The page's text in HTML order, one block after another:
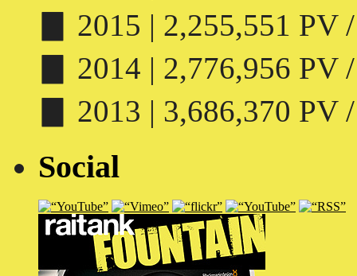
▊ 2015 | 2,255,551 PV
▊ 2014 | 2,776,956 PV
▊ 2013 | 3,686,370 PV
Social